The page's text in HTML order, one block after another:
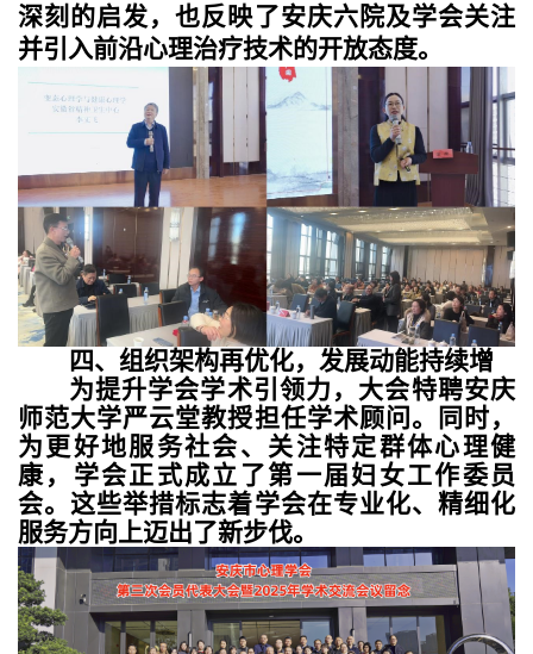
深刻的启发，也反映了安庆六院及学会关注
并引入前沿心理治疗技术的开放态度。
四、组织架构再优化，发展动能持续增
为提升学会学术引领力，大会特聘安庆
师范大学严云堂教授担任学术顾问。同时，
为更好地服务社会、关注特定群体心理健
康，学会正式成立了第一届妇女工作委员
会。这些举措标志着学会在专业化、精细化
服务方向上迈出了新步伐。